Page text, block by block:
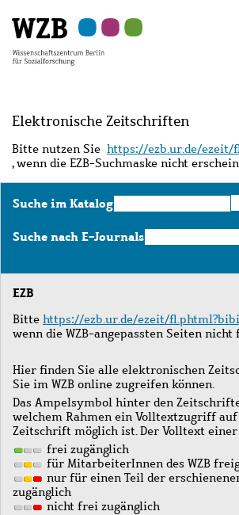
Hauptinhalt
springen
Navigation
springen
Suche
springen
Sekundärnavigation
springen
Fußzeile
springen
Elektronische Zeitschriften
Bitte nutzen Sie https://ezb.ur.de/ezeit/
, wenn die EZB-Suchmaske nicht
Suche im KatalogSuche
im
Katalog
Suche nach E-JournalsSuche
nach
Journals
EZB
Bitte https://ezb.ur.de/ezeit/
wenn die WZB-angepassten Seiten
Hier finden Sie alle elektronischen
Sie im WZB online zugreifen können.
Das Ampelsymbol hinter den
welchem Rahmen ein Volltextzugriff
Zeitschrift möglich ist. Der Volltext
frei zugänglich
für MitarbeiterInnen des WZB
nur für einen Teil der
zugänglich
nicht frei zugänglich